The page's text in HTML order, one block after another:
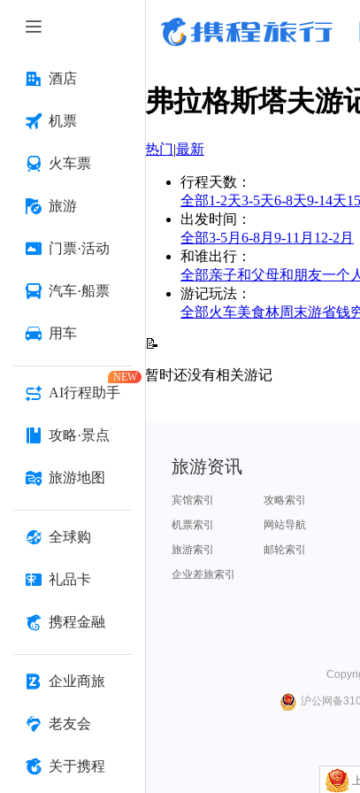
酒店
机票
火车票
旅游
门票·活动
汽车·船票
用车
AI行程助手
NEW
攻略·景点
旅游地图
全球购
礼品卡
携程金融
企业商旅
老友会
关于携程
弗拉格斯塔夫游
热门|最新
行程天数 ：
全部1-2天3-5天6-8天9-14天
出发时间 ：
全部3-5月 6-8月 9-11月 12-2月
和谁出行 ：
全部亲子和父母和朋友一个人
游记玩法 ：
全部火车美食林周末游省钱
📝
暂时还没有相关游记
旅游资讯
宾馆索引
攻略索引
机票索引
网站导航
旅游索引
邮轮索引
企业差旅索引
沪公网备